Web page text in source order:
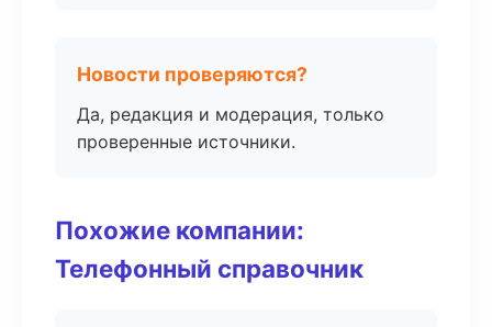
Новости проверяются?
Да, редакция и модерация, только
проверенные источники.
Похожие компании:
Телефонный справочник